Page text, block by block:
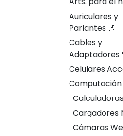
Auriculares y
Parlantes 🎶
Cables y
Adaptadores
Celulares
Computación
Calculadoras
Cargadores
Cámaras